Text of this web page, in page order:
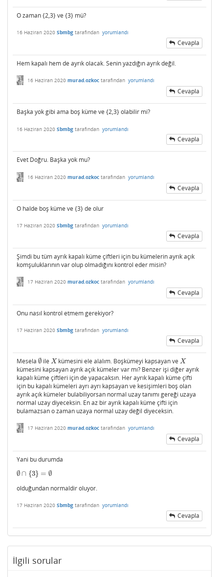
O zaman {2,3} ve {3} mü?
16 Haziran 2020 Sbmbg tarafından yorumlandı
Cevapla
Hem kapalı hem de ayrık olacak. Senin yazdığın ayrık değil.
16 Haziran 2020 murad.ozkoc tarafından yorumlandı
Cevapla
Başka yok gibi ama boş küme ve {2,3} olabilir mi?
16 Haziran 2020 Sbmbg tarafından yorumlandı
Cevapla
Evet Doğru. Başka yok mu?
16 Haziran 2020 murad.ozkoc tarafından yorumlandı
Cevapla
O halde boş küme ve {3} de olur
17 Haziran 2020 Sbmbg tarafından yorumlandı
Cevapla
Şimdi bu tüm ayrık kapalı küme çiftleri için bu kümelerin ayrık açık
komşuluklarının var olup olmadığını kontrol eder misin?
17 Haziran 2020 murad.ozkoc tarafından yorumlandı
Cevapla
Onu nasıl kontrol etmem gerekiyor?
17 Haziran 2020 Sbmbg tarafından yorumlandı
Cevapla
Mesela ∅
∅ ileX
X kümesini ele alalım. Boşkümeyi kapsayan veX
X
kümesini kapsayan ayrık açık kümeler var mı? Benzer işi diğer ayrık
kapalı küme çiftleri için de yapacaksın. Her ayrık kapalı küme çifti
için bu kapalı kümeleri ayrı ayrı kapsayan ve kesişimleri boş olan
ayrık açık kümeler bulabiliyorsan normal uzay tanımı gereği uzaya
normal uzay diyeceksin. En az bir ayrık kapalı küme çifti için
bulamazsan o zaman uzaya normal uzay değil diyeceksin.
17 Haziran 2020 murad.ozkoc tarafından yorumlandı
Cevapla
Yani bu durumda
∅∩ {3} = ∅
∅ ∩{3} =∅
olduğundan normaldir oluyor.
17 Haziran 2020 Sbmbg tarafından yorumlandı
Cevapla
İlgili sorular